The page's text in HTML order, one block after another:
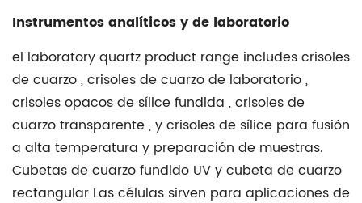
Instrumentos analíticos y de laboratorio
el laboratory quartz product range includescrisoles
de cuarzo,crisoles de cuarzo de laboratorio,
crisoles opacos de sílice fundida ,crisoles de
cuarzo transparente, ycrisoles de sílice para fusión
a alta temperatura y preparación de muestras.
Cubetas de cuarzo fundido UVycubeta de cuarzo
rectangular Las células sirven para aplicaciones de